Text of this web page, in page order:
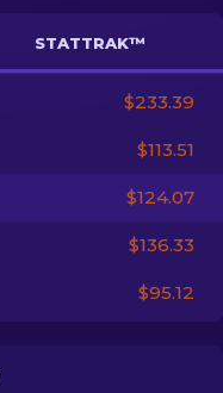
STATTRAK™
$233.39
$113.51
$124.07
$136.33
$95.12